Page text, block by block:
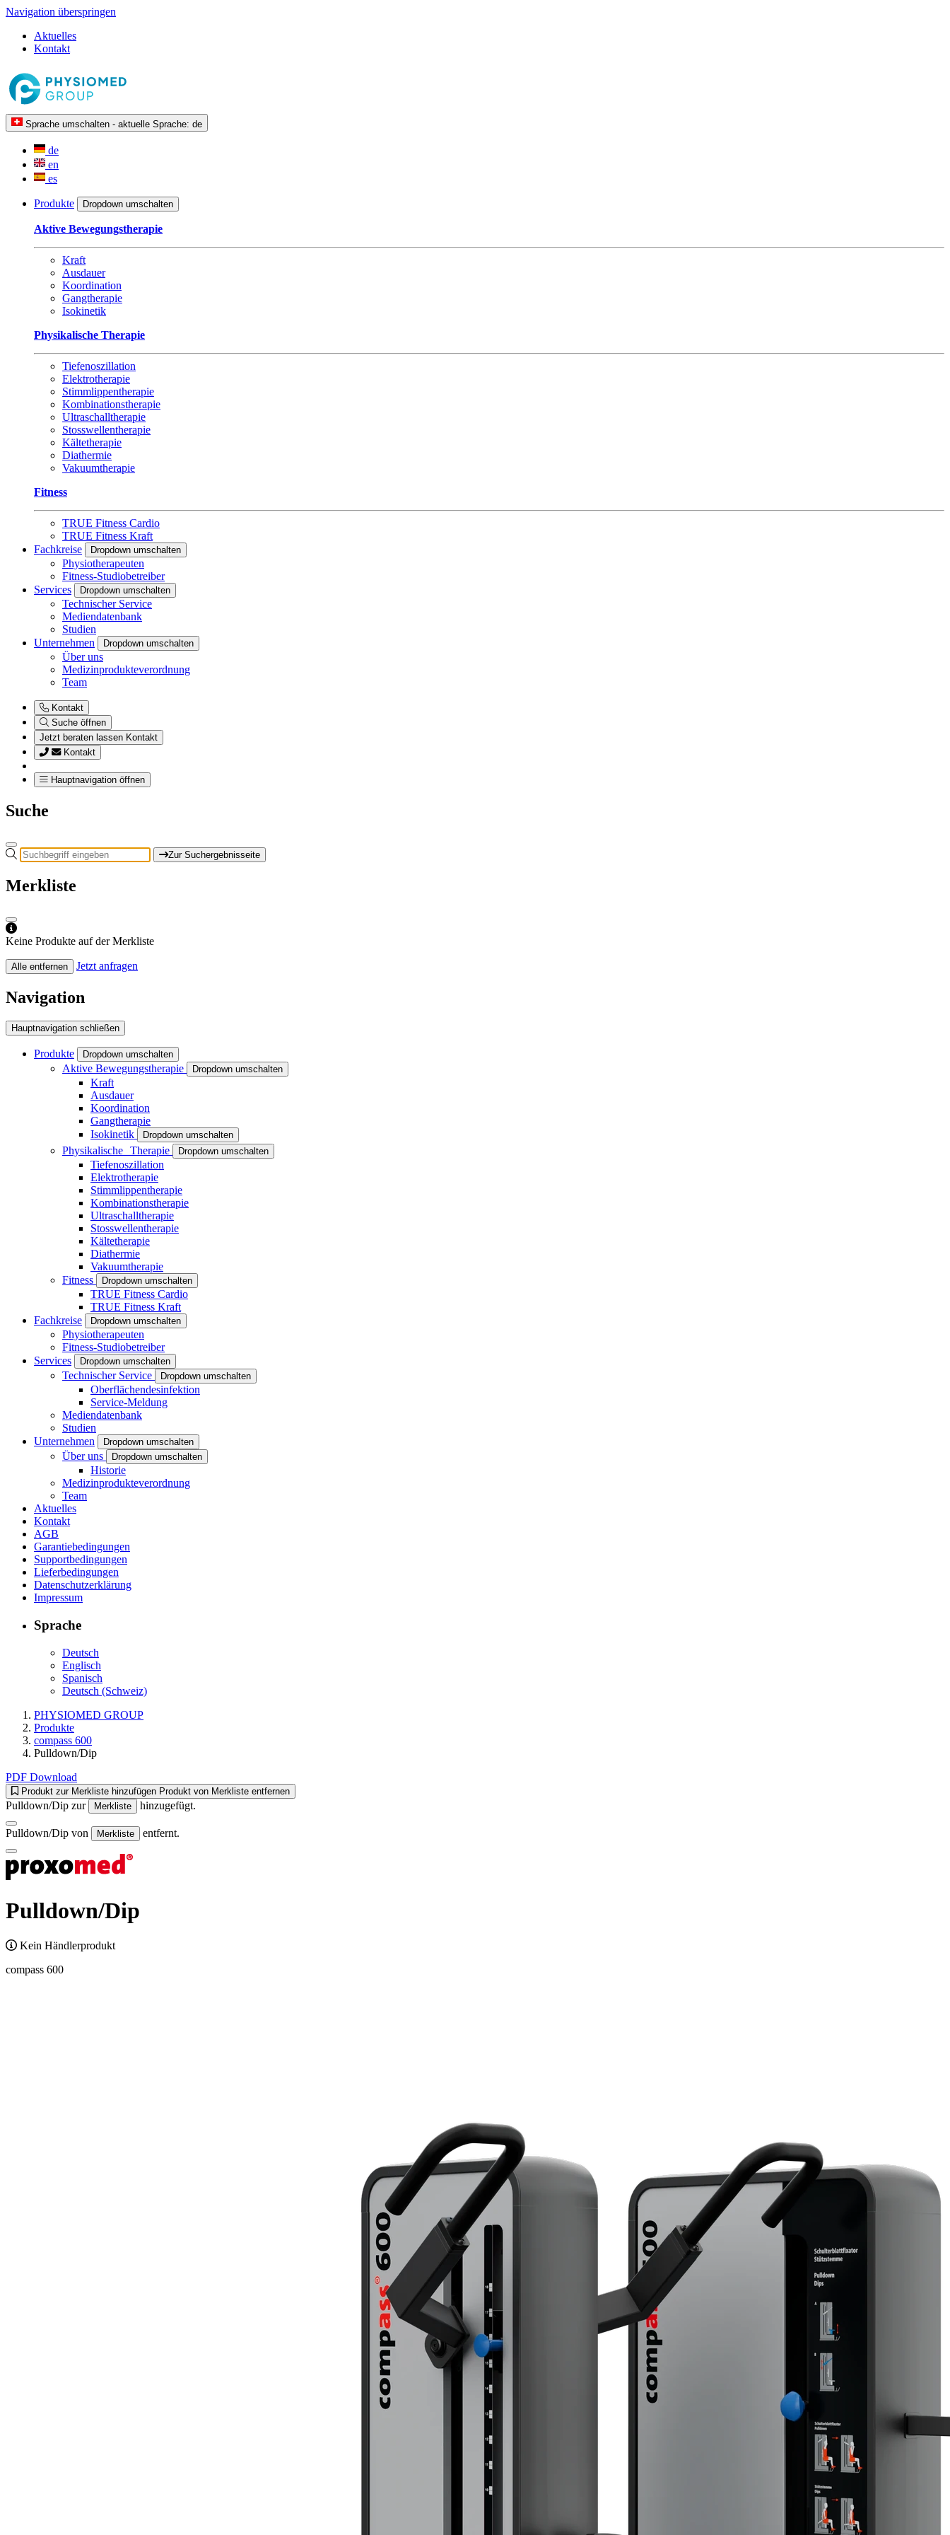
Navigation überspringen
Aktuelles
Kontakt
Sprache umschalten - aktuelle Sprache: de
de
en
es
Produkte Dropdown umschalten
Aktive Bewegungstherapie
Kraft
Ausdauer
Koordination
Gangtherapie
Isokinetik
Physikalische Therapie
Tiefenoszillation
Elektrotherapie
Stimmlippentherapie
Kombinationstherapie
Ultraschalltherapie
Stosswellentherapie
Kältetherapie
Diathermie
Vakuumtherapie
Fitness
TRUE Fitness Cardio
TRUE Fitness Kraft
Fachkreise
Dropdown umschalten
Physiotherapeuten
Fitness-Studiobetreiber
Services
Dropdown umschalten
Technischer Service
Mediendatenbank
Studien
Unternehmen
Dropdown umschalten
Über uns
Medizinprodukteverordnung
Team
Kontakt
Suche öffnen
Jetzt beraten lassen Kontakt
Kontakt
Hauptnavigation öffnen
Suche
Zur Suchergebnisseite
Merkliste
Keine Produkte auf der Merkliste
Alle entfernen Jetzt anfragen
Navigation
Hauptnavigation schließen
Produkte Dropdown umschalten
Aktive Bewegungstherapie Dropdown umschalten
Kraft
Ausdauer
Koordination
Gangtherapie
Isokinetik
Dropdown umschalten
Physikalische Therapie Dropdown umschalten
Tiefenoszillation
Elektrotherapie
Stimmlippentherapie
Kombinationstherapie
Ultraschalltherapie
Stosswellentherapie
Kältetherapie
Diathermie
Vakuumtherapie
Fitness
Dropdown umschalten
TRUE Fitness Cardio
TRUE Fitness Kraft
Fachkreise
Dropdown umschalten
Physiotherapeuten
Fitness-Studiobetreiber
Services
Dropdown umschalten
Technischer Service Dropdown umschalten
Oberflächendesinfektion
Service-Meldung
Mediendatenbank
Studien
Unternehmen
Dropdown umschalten
Über uns Dropdown umschalten
Historie
Medizinprodukteverordnung
Team
Aktuelles
Kontakt
AGB
Garantiebedingungen
Supportbedingungen
Lieferbedingungen
Datenschutzerklärung
Impressum
Sprache
Deutsch
Englisch
Spanisch
Deutsch (Schweiz)
PHYSIOMED GROUP
Produkte
compass 600
Pulldown/Dip
PDF Download
Produkt zur Merkliste hinzufügen Produkt von Merkliste entfernen
Pulldown/Dip zur Merkliste hinzugefügt.
Pulldown/Dip von Merkliste entfernt.
Pulldown/Dip
Kein Händlerprodukt
compass 600